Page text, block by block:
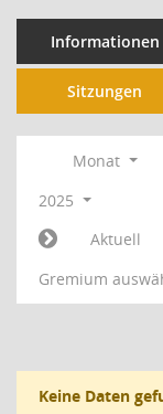
Informationen
Sitzungen
Monat
2025
Aktuell
Gremium
Keine Daten